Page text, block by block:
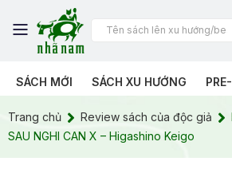
SÁCH MỚI SÁCH XU HƯỚNG
Trang chủ Review sách của độc giả
SAU NGHI CAN X – Higashino Keigo